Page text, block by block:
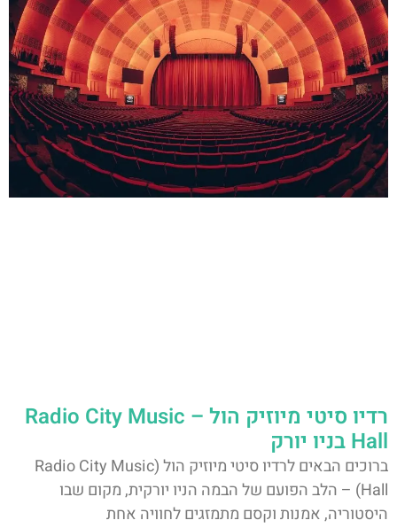
רדיו סיטי מיוזיק הול – Radio City Music
Hall בניו יורק
ברוכים הבאים לרדיו סיטי מיוזיק הול (Radio City Music
Hall) – הלב הפועם של הבמה הניו יורקית, מקום שבו
היסטוריה, אמנות וקסם מתמזגים לחוויה אחת